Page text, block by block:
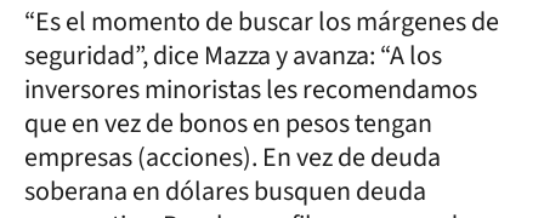
“Es el momento de buscar los márgenes de
seguridad”, dice Mazza y avanza: “A los
inversores minoristas les recomendamos
que en vez de bonos en pesos tengan
empresas (acciones). En vez de deuda
soberana en dólares busquen deuda